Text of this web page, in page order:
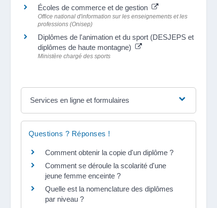
Écoles de commerce et de gestion
Office national d'information sur les enseignements et les
professions (Onisep)
Diplômes de l'animation et du sport (DESJEPS et
diplômes de haute montagne)
Ministère chargé des sports
Services en ligne et formulaires
Questions ? Réponses !
Comment obtenir la copie d'un diplôme ?
Comment se déroule la scolarité d'une
jeune femme enceinte ?
Quelle est la nomenclature des diplômes
par niveau ?